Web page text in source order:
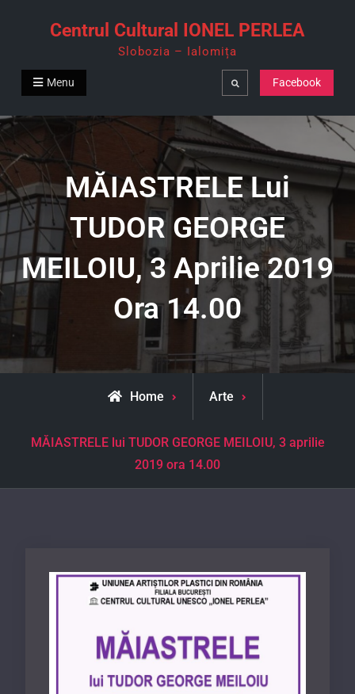
Centrul Cultural IONEL PERLEA
Slobozia – Ialomița
Menu Search Facebook
MĂIASTRELE Lui
TUDOR GEORGE
MEILOIU, 3 Aprilie 2019
Ora 14.00
Home Arte
MĂIASTRELE lui TUDOR GEORGE MEILOIU, 3 aprilie
2019 ora 14.00